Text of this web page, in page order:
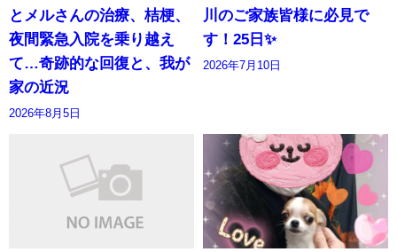
とメルさんの治療、桔梗、
夜間緊急入院を乗り越え
て…奇跡的な回復と、我が
家の近況
2026年8月5日
川のご家族皆様に必見で
す！25日✨
2026年7月10日